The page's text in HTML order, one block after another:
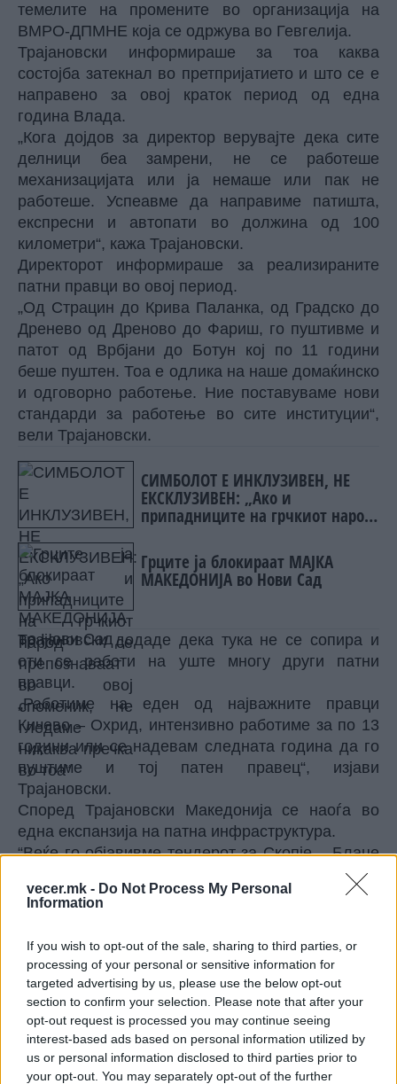
vecer.mk - Do Not Process My Personal
Information
If you wish to opt-out of the sale, sharing to third parties, or
processing of your personal or sensitive information for
targeted advertising by us, please use the below opt-out
section to confirm your selection. Please note that after your
opt-out request is processed you may continue seeing
interest-based ads based on personal information utilized by
us or personal information disclosed to third parties prior to
your opt-out. You may separately opt-out of the further
темелите на промените во организација на
ВМРО-ДПМНЕ која се одржува во Гевгелија.
Трајановски информираше за тоа каква
состојба затекнал во претпријатието и што се е
направено за овој краток период од една
година Влада.
„Кога дојдов за директор верувајте дека сите
делници беа замрени, не се работеше
механизацијата или ја немаше или пак не
работеше. Успеавме да направиме патишта,
експресни и автопати во должина од 100
километри“, кажа Трајановски.
Директорот информираше за реализираните
патни правци во овој период.
„Од Страцин до Крива Паланка, од Градско до
Дренево од Дреново до Фариш, го пуштивме и
патот од Врбјани до Ботун кој по 11 години
беше пуштен. Тоа е одлика на наше домаќинско
и одговорно работење. Ние поставуваме нови
стандарди за работење во сите институции“,
вели Трајановски.
СИМБОЛОТ Е ИНКЛУЗИВЕН, НЕ
ЕКСКЛУЗИВЕН: „Ако и
припадниците на грчкиот народ
споменик, не гледаме никаква
пречка во тоа“
Грците ја блокираат МАЈКА
МАКЕДОНИЈА во Нови Сад
Трајановски додаде дека тука не се сопира и
оти се работи на уште многу други патни
правци.
„Работиме на еден од најважните правци
Кичево – Охрид, интензивно работиме за по 13
години или се надевам следната година да го
пуштиме и тој патен правец“, изјави
Трајановски.
Според Трајановски Македонија се наоѓа во
една експанзија на патна инфраструктура.
“Веќе го објавивме тендерот за Скопје – Блаце
за оние фамозни 10 километри. Тие почнаа од
Блаце кон Скопје и направија само два
информираше Трајановски.